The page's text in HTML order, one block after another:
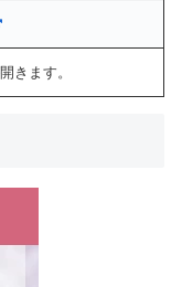
きます。